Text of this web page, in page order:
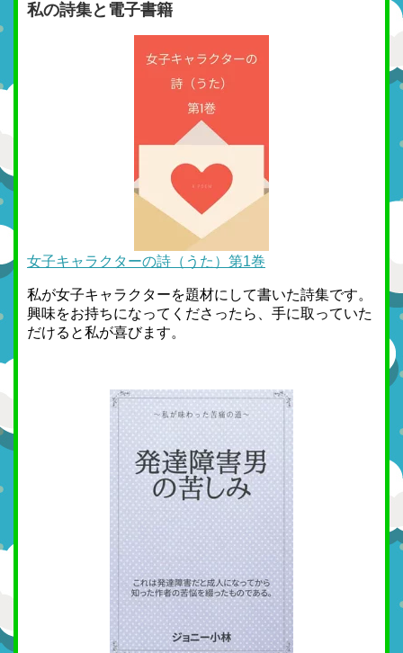
私の詩集と電子書籍
女子キャラクターの詩（うた）第1巻
私が女子キャラクターを題材にして書いた詩集です。
興味をお持ちになってくださったら、手に取っていた
だけると私が喜びます。